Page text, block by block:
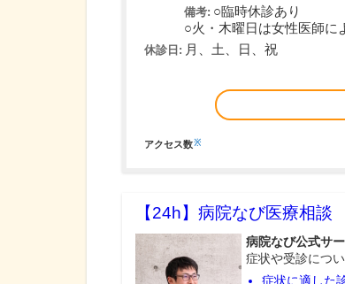
備考: ○臨時休診あり
○火・木曜日は女性医師に
休診日: 月、土、日、祝
アクセス数※
【24h】 病院なび医療相談
病院なび公式サ
症状や受診につ
症状に適した